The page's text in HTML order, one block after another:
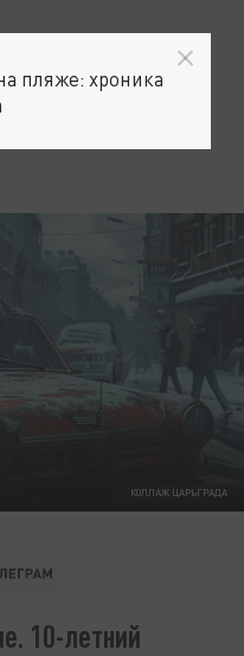
КОЛЛАЖ ЦАРЬГРАДА
10-летний
пляже: хроника